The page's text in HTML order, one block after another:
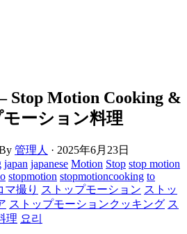
Stop Motion Cooking &
ーション料理
管理人 · 2025年6月23日
japan japanese Motion Stop stop motion
stopmotion stopmotioncooking to
マ撮り ストップモーション ストッ
ストップモーションクッキング ス
理 요리